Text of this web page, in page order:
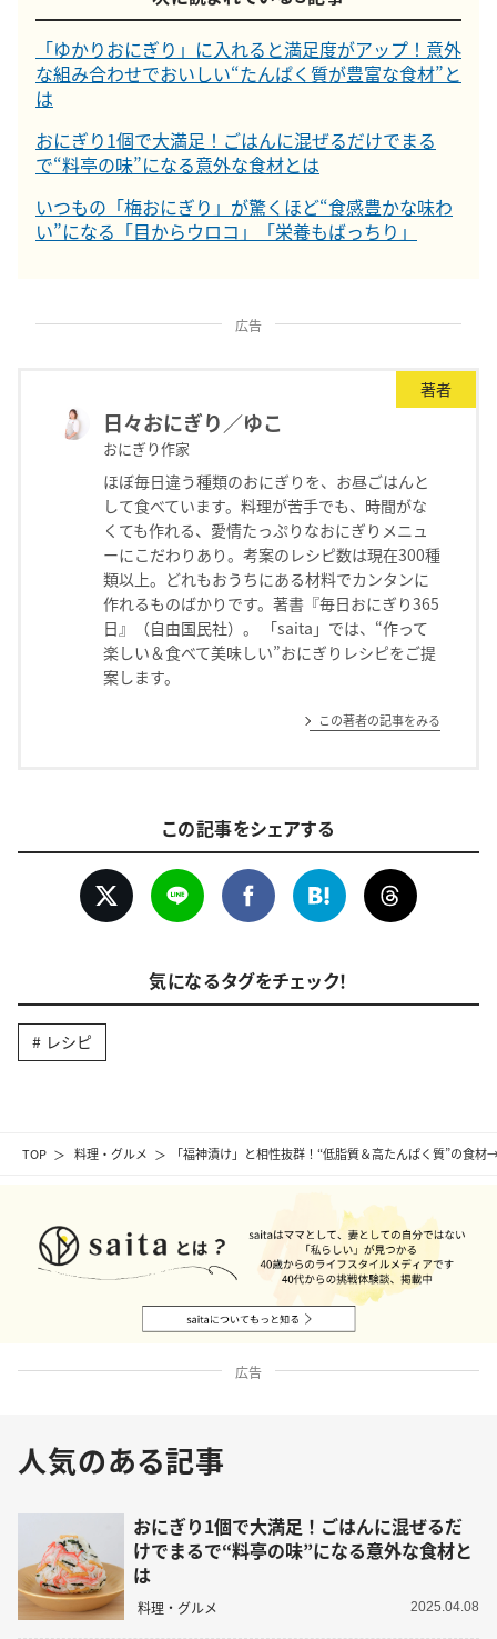
TOP 料理・グルメ 「福神漬け」と相性抜群！“低脂質＆高たんぱく質”の食
「ゆかりおにぎり」に入れると満足度がアップ！意外
な組み合わせでおいしい“たんぱく質が豊富な食材”と
は
おにぎり1個で大満足！ごはんに混ぜるだけでまる
で“料亭の味”になる意外な食材とは
いつもの「梅おにぎり」が驚くほど“食感豊かな味わ
い”になる「目からウロコ」「栄養もばっちり」
広告
著者
日々おにぎり／ゆこ
おにぎり作家
ほぼ毎日違う種類のおにぎりを、お昼ごはんと
して食べています。料理が苦手でも、時間がな
くても作れる、愛情たっぷりなおにぎりメニュ
ーにこだわりあり。考案のレシピ数は現在300種
類以上。どれもおうちにある材料でカンタンに
作れるものばかりです。著書『毎日おにぎり365
日』（自由国民社）。 「saita」では、“作って
楽しい＆食べて美味しい”おにぎりレシピをご提
案します。
この著者の記事をみる
この記事をシェアする
気になるタグをチェック！
レシピ
広告
人気のある記事
おにぎり1個で大満足！ごはんに混ぜるだ
けでまるで“料亭の味”になる意外な食材と
は
料理・グルメ 2025.04.08